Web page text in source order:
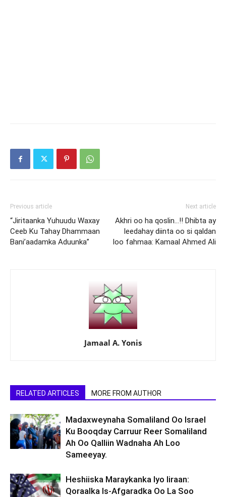
Previous article
“Jiritaanka Yuhuudu Waxay
Ceeb Ku Tahay Dhammaan
Bani’aadamka Aduunka”
Next article
Akhri oo ha qoslin…!! Dhibta ay
leedahay diinta oo si qaldan
loo fahmaa: Kamaal Ahmed Ali
Jamaal A. Yonis
RELATED ARTICLES MORE FROM AUTHOR
Madaxweynaha Somaliland Oo Israel
Ku Booqday Carruur Reer Somaliland
Ah Oo Qalliin Wadnaha Ah Loo
Sameeyay.
Heshiiska Maraykanka Iyo Iiraan:
Qoraalka Is-Afgaradka Oo La Soo